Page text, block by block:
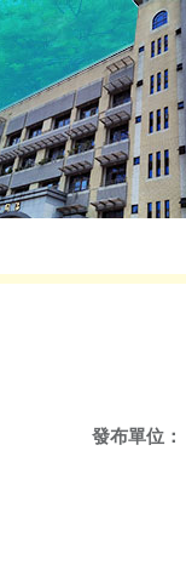
發布單位：